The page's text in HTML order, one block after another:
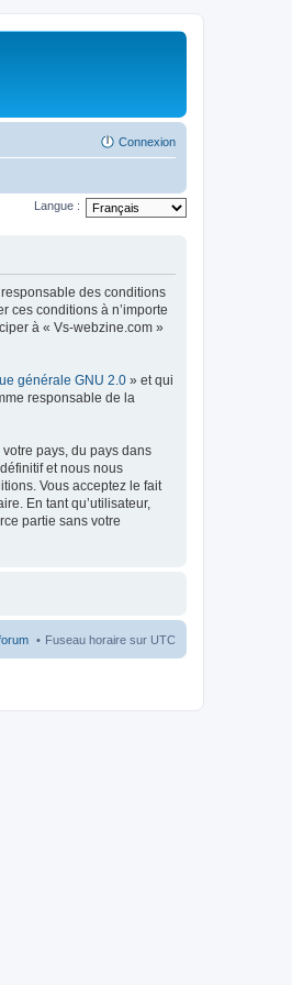
Connexion
Langue :
des conditions
ces conditions à n’importe
à « Vs-webzine.com »
générale GNU 2.0 » et qui
responsable de la
pays, du pays dans
et nous nous
Vous acceptez le fait
En tant qu’utilisateur,
partie sans votre
Fuseau horaire sur UTC